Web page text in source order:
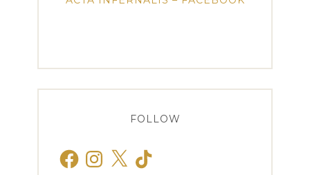
FOLLOW
FacebookInstagram
X TikTok